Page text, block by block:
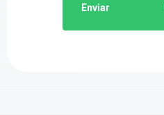
Enviar